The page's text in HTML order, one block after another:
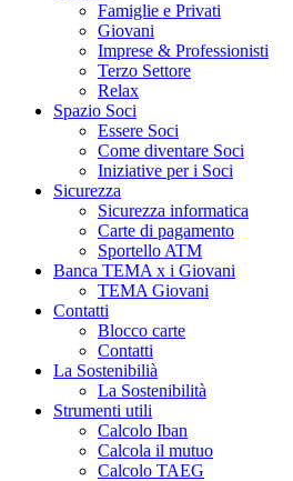
Famiglie e Privati
Giovani
Imprese & Professionisti
Terzo Settore
Relax
Spazio Soci
Essere Soci
Come diventare Soci
Iniziative per i Soci
Sicurezza
Sicurezza informatica
Carte di pagamento
Sportello ATM
Banca TEMA x i Giovani
TEMA Giovani
Contatti
Blocco carte
Contatti
La Sostenibilià
La Sostenibilità
Strumenti utili
Calcolo Iban
Calcola il mutuo
Calcolo TAEG